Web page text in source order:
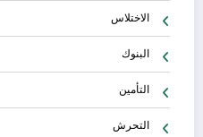
الاختلاس
البنوك
التأمين
التحرش